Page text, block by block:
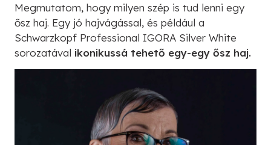
Megmutatom, hogy milyen szép is tud lenni egy
ősz haj. Egy jó hajvágással, és például a
Schwarzkopf Professional IGORA Silver White
sorozatával ikonikussá tehető egy-egy ősz haj.